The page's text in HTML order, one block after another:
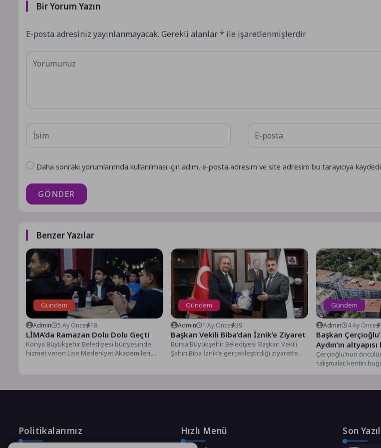
Bir Yorum Yazın
E-posta adresiniz yayınlanmayacak. Gerekli alanlar* ile işaretlenmişlerdir
Daha sonraki yorumlarımda kullanılması için adım, e-posta adresim ve site adresim bu tarayıcıya
GÖNDER
Benzer Yazılar
Gündem
Admin 5 Ay Önce 18
LİMA’da Ramazan Dolu Dolu Geçti
Konya Büyükşehir Belediyesi bünyesinde
hizmet veren Lise Medeniyet Akademileri,
Gündem
Admin 1 Ay Önce 39
Başkan Vekili Biba’dan İznik’e Ziyaret
Bursa Büyükşehir Belediyesi Başkan Vekili
Şahin Biba İznik’e gerçekleştirdiği ziyarette
Gündem
Admin 4 Ay Önce
Başkan
Aydın’ın
da güçleniyor
Çerçioğlu’nun
çalışmalar, kentin
Politikalarımız Hızlı Menü Son